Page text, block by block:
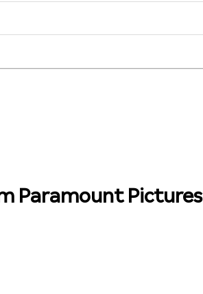
Paramount Pictures